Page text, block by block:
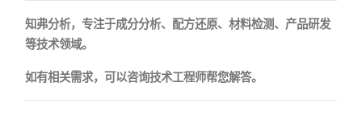
知弗分析，专注于成分分析、配方还原、材料检测、产品研发
等技术领域。
如有相关需求，可以咨询技术工程师帮您解答。